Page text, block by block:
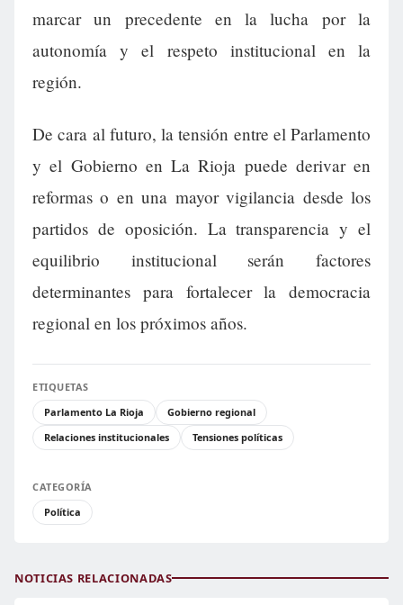
marcar un precedente en la lucha por la
autonomía y el respeto institucional en la
región.
De cara al futuro, la tensión entre el Parlamento
y el Gobierno en La Rioja puede derivar en
reformas o en una mayor vigilancia desde los
partidos de oposición. La transparencia y el
equilibrio institucional serán factores
determinantes para fortalecer la democracia
regional en los próximos años.
ETIQUETAS
Parlamento La Rioja
Gobierno regional
Relaciones institucionales
Tensiones políticas
CATEGORÍA
Política
NOTICIAS RELACIONADAS